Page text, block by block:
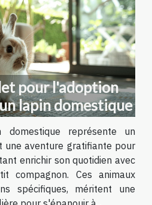
pour l'adoption
lapin domestique
domestique représente un
une aventure gratifiante pour
enrichir son quotidien avec
compagnon. Ces animaux
spécifiques, méritent une